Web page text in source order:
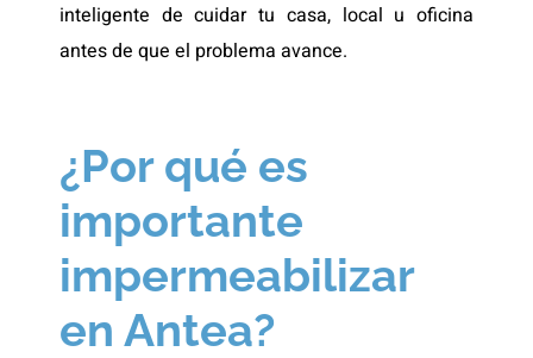
inteligente de cuidar tu casa, local u oficina
antes de que el problema avance.
¿Por qué es
importante
impermeabilizar
en Antea?